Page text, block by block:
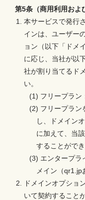
第5条（商用利用およ
本サービスで発行
インは、ユーザー
ョン（以下「ドメ
に応じ、当社が以
社が割り当てるド
い。
(1) フリープラン
(2) フリープラン
し、ドメイン
に加えて、当
することができ
(3) エンタープラ
メイン（qr1.jp
ドメインオプショ
いて契約すること